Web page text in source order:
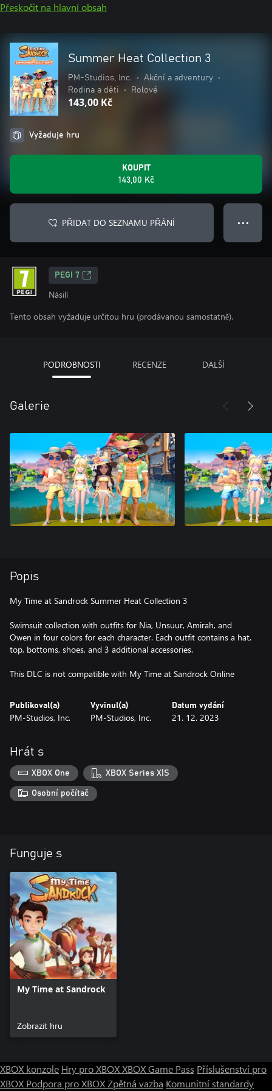
Přeskočit na hlavní obsah
Summer Heat Collection 3
PM-Studios, Inc. • Akční a adventury
•
Rodina a děti
• Rolové
143,00 Kč
Vyžaduje hru
KOUPIT
143,00 Kč
PŘIDAT DO SEZNAMU PŘÁNÍ ● ● ●
PEGI 7
Násilí
Tento obsah vyžaduje určitou hru (prodávanou samostatně).
PODROBNOSTI RECENZE DALŠÍ
Galerie
Popis
My Time at Sandrock Summer Heat Collection 3
Swimsuit collection with outfits for Nia, Unsuur, Amirah, and
Owen in four colors for each character. Each outfit contains a hat,
top, bottoms, shoes, and 3 additional accessories.
This DLC is not compatible with My Time at Sandrock Online
Publikoval(a)
PM-Studios, Inc.
Vyvinul(a)
PM-Studios, Inc.
Datum vydání
21. 12. 2023
Hrát s
XBOX One XBOX Series X|S
Osobní počítač
Funguje s
My Time at Sandrock
Zobrazit hru
XBOX konzole Hry pro XBOXXBOX Game Pass Příslušenství pro
XBOX Podpora pro XBOXZpětná vazba Komunitní standardy